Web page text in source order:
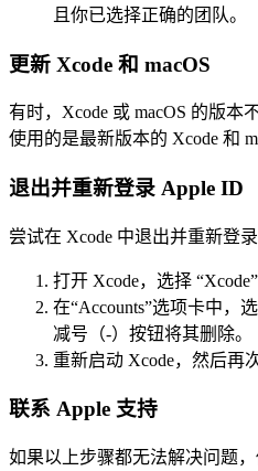
且你已选择正确的团队。
更新 Xcode 和 macOS
有时，Xcode 或 macOS 的版本
使用的是最新版本的 Xcode 和
退出并重新登录 Apple ID
尝试在 Xcode 中退出并重新登录
打开 Xcode，选择 “Xcode”
在“Accounts”选项卡中，
减号（-）按钮将其删除。
重新启动 Xcode，然后再
联系 Apple 支持
如果以上步骤都无法解决问题